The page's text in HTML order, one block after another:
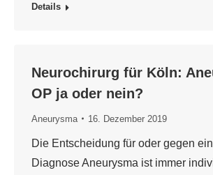
Details
Neurochirurg für Köln:
OP ja oder nein?
Aneurysma 16. Dezember 2019
Die Entscheidung für oder gegen
Diagnose Aneurysma ist immer